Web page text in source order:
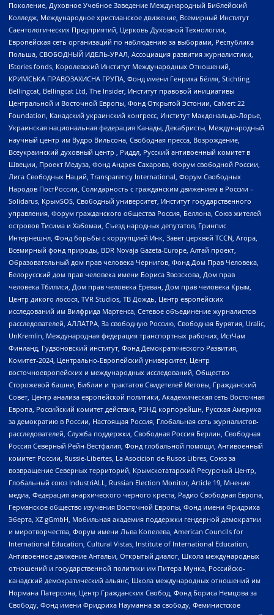
Поколение, Духовное Учебное Заведение Международный Библейский
Колледж, Международное христианское движение, Всемирный Институт
Саентологических Предприятий, Церковь Духовной Технологии,
Европейская сеть организаций по наблюдению за выборами, Республика
Польша, СВОБОДНЫЙ ИДЕЛЬ-УРАЛ, Ассоциация развития журналистики,
IStories fonds, Королевский Институт Международных Отношений,
КРИМСЬКА ПРАВОЗАХИСНА ГРУПА, Фонд имени Генриха Бёлля, Stichting
Bellingcat, Bellingcat Ltd, The Insider, Институт правовой инициативы
Центральной и Восточной Европы, Фонд Открытой Эстонии, Calvert 22
Foundation, Канадский украинский конгресс, Институт Макдональда-Лорье,
Украинская национальная федерация Канады, Декабристы, Международный
научный центр им Вудро Вильсона, Свободная пресса, Возрождение,
Всеукраинский духовный центр , Риддл, Русский антивоенный комитет в
Швеции, Проект Медуза, Фонд Андрея Сахарова, Форум свободной России,
Лига Свободных Наций, Transparеncy International, Форум Свободных
Народов ПостРоссии, Солидарность с гражданским движением в России –
Solidarus, КрымSOS, Свободный университет, Институт государственного
управления, Форум гражданского общества Россия, Беллона, Союз жителей
островов Тисима и Хабомаи, Съезд народных депутатов, Гринпис
Интернешнл, Фонд борьбы с коррупцией Инк, Завет церквей TCCN, Агора,
Всемирный фонд природы, BDR Novaja Gazeta-Europe, Алтай проект,
Образовательный дом прав человека Чернигов, Фонд Дом Прав Человека,
Белорусский дом прав человека имени Бориса Звозскова, Дом прав
человека Тбилиси, Дом прав человека Ереван, Дом прав человека Крым,
Центр дикого лосося, TVR Studios, ТВ Дождь, Центр европейских
исследований им Вилфрида Мартенса, Сетевое объединение журналистов
расследователей, АЛЛАТРА, За свободную Россию, Свободная Бурятия, Uralic,
UnKremlin, Международная федерация транспортных рабочих, ИстЧам
Финланд, Гудзоновский институт, Фонд Демократического Развития,
Комитет-2024, Центрально-Европейский университет, Центр
восточноевропейских и международных исследований, Общество
Сторожевой башни, Библии и трактатов Свидетелей Иеговы, Гражданский
Совет, Центр анализа европейской политики, Академическая сеть Восточная
Европа, Российский комитет действия, РЭНД корпорейшн, Русская Америка
за демократию в России, Настоящая Россия, Глобальная сеть журналистов-
расследователей, Служба поддержки, Свободная Россия Берлин, Свободная
Россия Северный Рейн-Вестфалия, Фонд глобальной помощи, Антивоенный
комитет России, Russie-Libertes, La Asocicion de Rusos Libres, Союз за
возвращение Северных территорий, Крымскотатарский Ресурсный Центр,
Глобальный союз IndustriALL, Russian Election Monitor, Article 19, Мнение
медиа, Федерация анархического черного креста, Радио Свободная Европа,
Германское общество изучения Восточной Европы, Фонд имени Фридриха
Эберта, XZ gGmbH, Мобильная академия поддержки гендерной демократии
и миротворчества, Форум имени Льва Копелева, American Councils for
International Education, Cultural Vistas, Institute of International Education,
Антивоенное движение Антальи, Открытый диалог, Школа международных
отношений и государственной политики им Питера Мунка, Российско-
канадский демократический альянс, Школа международных отношений им
Нормана Патерсона, Центр Гражданских Свобод, Фонд Бориса Немцова за
Свободу, Фонд имени Фридриха Науманна за свободу, Феминистское